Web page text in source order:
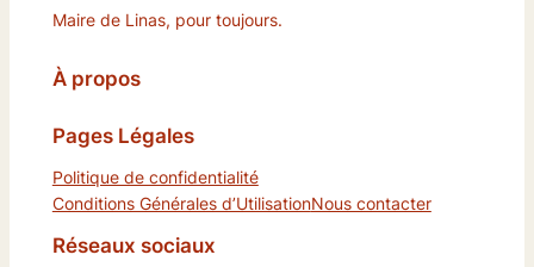
Maire de Linas, pour toujours.
À propos
Pages Légales
Politique de confidentialité
Conditions Générales d’UtilisationNous contacter
Réseaux sociaux